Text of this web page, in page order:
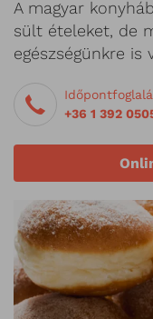
A magyar
sült ételeket, de
egészségünkre is
+36 1 392